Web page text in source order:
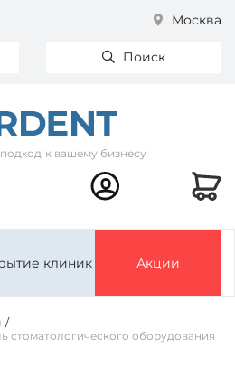
Москва
Поиск
к вашему бизнесу
клиник Акции
/
стоматологического оборудования